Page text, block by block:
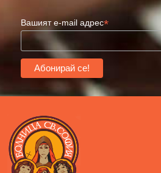
Вашият e-mail адрес*